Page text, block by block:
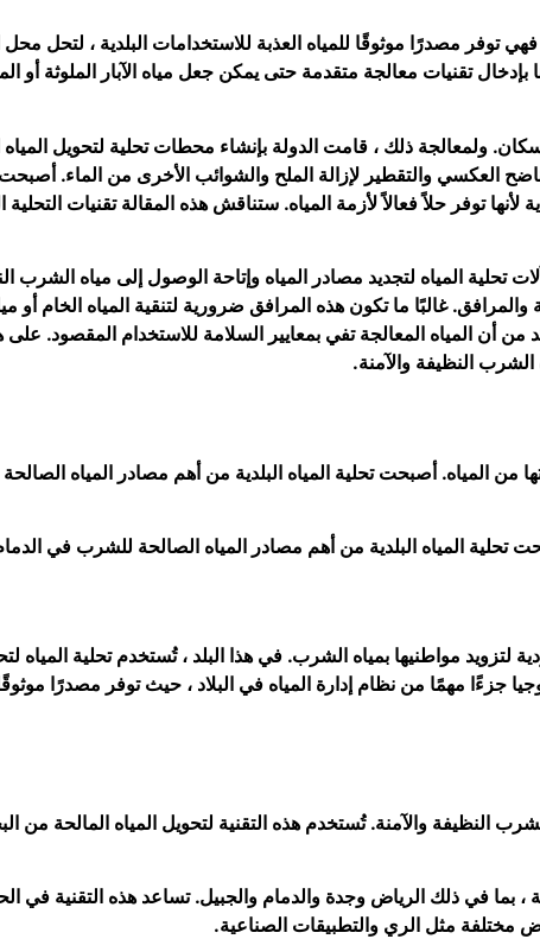
مصدرًا موثوقًا للمياه العذبة للاستخدامات البلدية ، لتحل محل
تقنيات معالجة متقدمة حتى يمكن جعل مياه الآبار الملوثة أو
ولمعالجة ذلك ، قامت الدولة بإنشاء محطات تحلية لتحويل المياه
والتقطير لإزالة الملح والشوائب الأخرى من الماء. أصبحت
توفر حلاً فعالاً لأزمة المياه. ستناقش هذه المقالة تقنيات
تحلية المياه لتجديد مصادر المياه وإتاحة الوصول إلى مياه الشرب
والمرافق. غالبًا ما تكون هذه المرافق ضرورية لتنقية المياه الخام
من أن المياه المعالجة تفي بمعايير السلامة للاستخدام المقصود.
النظيفة والآمنة.
من المياه. أصبحت تحلية المياه البلدية من أهم مصادر المياه
تحلية المياه البلدية من أهم مصادر المياه الصالحة للشرب في
لتزويد مواطنيها بمياه الشرب. في هذا البلد ، تُستخدم تحلية المياه
مهمًا من نظام إدارة المياه في البلاد ، حيث توفر مصدرًا
النظيفة والآمنة. تُستخدم هذه التقنية لتحويل المياه المالحة من
، بما في ذلك الرياض وجدة والدمام والجبيل. تساعد هذه التقنية في
مختلفة مثل الري والتطبيقات الصناعية.